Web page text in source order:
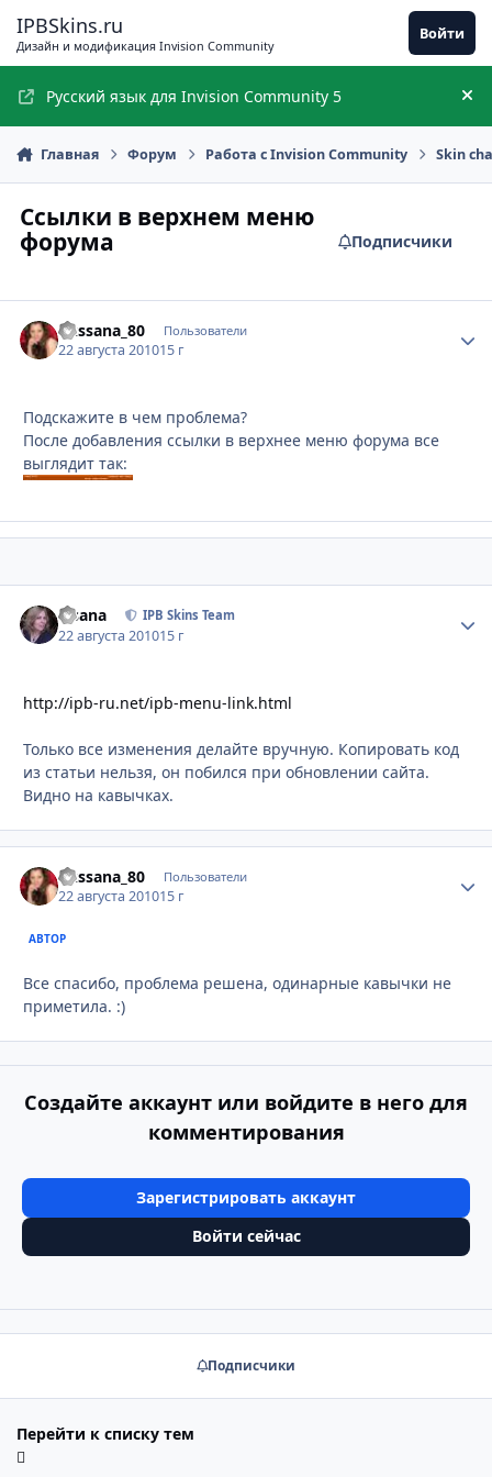
IPBSkins.ru
Дизайн и модификация Invision Community
Войти
Русский язык для Invision Community 5
Главная Форум Работа с Invision Community Skin
Ссылки в верхнем меню
форума
Подписчики
okssana_80 Пользователи
22 августа 201015 г
Подскажите в чем проблема?
После добавления ссылки в верхнее меню форума все
выглядит так:
Fisana IPB Skins Team
22 августа 201015 г
http://ipb-ru.net/ipb-menu-link.html
Только все изменения делайте вручную. Копировать код
из статьи нельзя, он побился при обновлении сайта.
Видно на кавычках.
okssana_80 Пользователи
22 августа 201015 г
АВТОР
Все спасибо, проблема решена, одинарные кавычки не
приметила. :)
Создайте аккаунт или войдите в него для
комментирования
Зарегистрировать аккаунт
Войти сейчас
Подписчики
Перейти к списку тем